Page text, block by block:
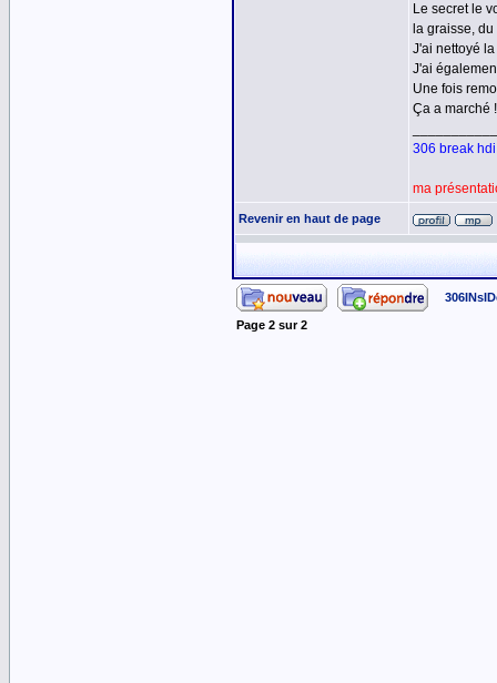
Le secret le
la graisse,
J'ai nettoyé
J'ai
Une fois
Ça a marché !
306 break
ma
Revenir en haut de page
Page 2 sur2